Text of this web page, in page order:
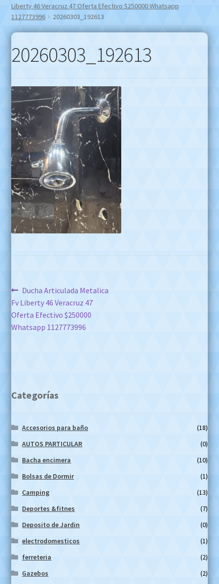
Liberty 46 Veracruz 47 Oferta Efectivo $250000 Whatsapp
1127773996
20260303_192613
20260303_192613
Navegación
de
entradas
Anterior:
Ducha Articulada Metalica
Fv Liberty 46 Veracruz 47
Oferta Efectivo $250000
Whatsapp 1127773996
Categorías
Accesorios para baño
(18)
AUTOS PARTICULAR
(0)
Bacha encimera
(10)
Bolsas de Dormir
(1)
Camping
(13)
Deportes &fitnes
(7)
Deposito de Jardin
(0)
electrodomesticos
(1)
ferreteria
(2)
Gazebos
(2)